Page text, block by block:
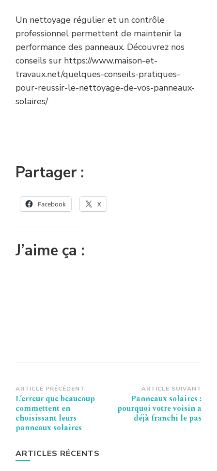
Un nettoyage régulier et un contrôle
professionnel permettent de maintenir la
performance des panneaux. Découvrez nos
conseils sur https://www.maison-et-
travaux.net/quelques-conseils-pratiques-
pour-reussir-le-nettoyage-de-vos-panneaux-
solaires/
Partager :
Facebook X
J’aime ça :
Navigation
d’article
ARTICLE PRÉCÉDENT
L’erreur que beaucoup
commettent en
choisissant leurs
panneaux solaires
ARTICLE SUIVANT
Panneaux solaires :
pourquoi votre voisin a
déjà franchi le pas
ARTICLES RÉCENTS